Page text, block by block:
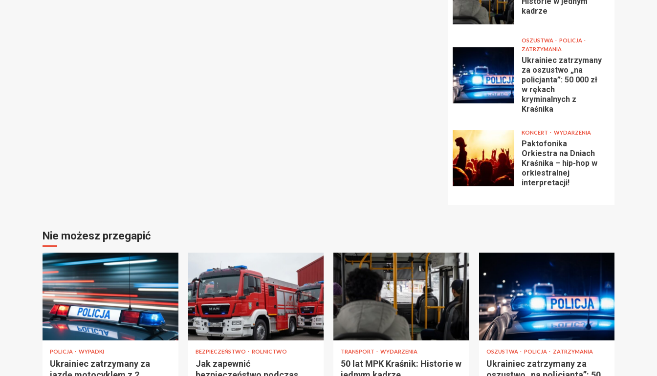
kadrze
OSZUSTWA
POLICJA
ZATRZYMANIA
Ukrainiec zatrzymany
za oszustwo „na
policjanta”: 50 000 zł
w rękach
kryminalnych z
Kraśnika
KONCERT WYDARZENIA
Paktofonika
Orkiestra na Dniach
Kraśnika – hip-hop w
orkiestralnej
interpretacji!
Nie możesz przegapić
POLICJA WYPADKI
Ukrainiec zatrzymany za
BEZPIECZEŃSTWO ROLNICTWO
Jak zapewnić
TRANSPORT WYDARZENIA
50 lat MPK Kraśnik: Historie w
OSZUSTWA POLICJA ZATRZYMANIA
Ukrainiec zatrzymany za